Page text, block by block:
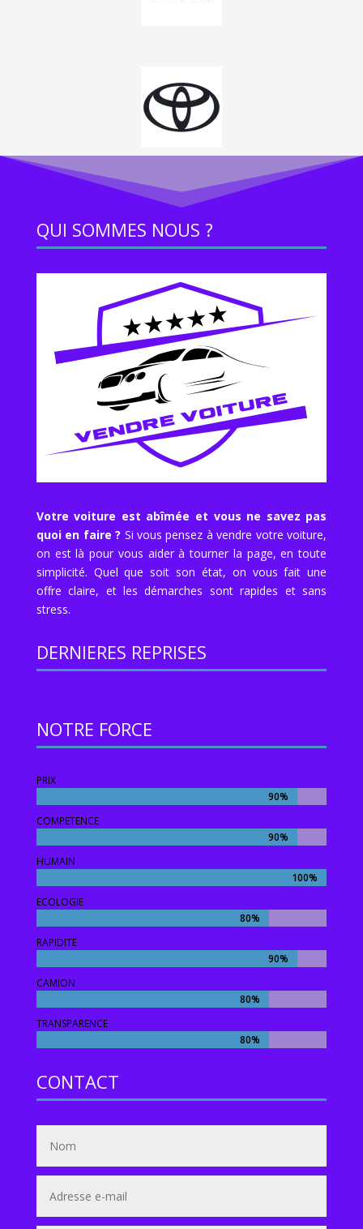
QUI SOMMES NOUS ?
Votre voiture est abîmée et vous ne savez pas
quoi en faire ? Si vous pensez à vendre votre voiture,
on est là pour vous aider à tourner la page, en toute
simplicité. Quel que soit son état, on vous fait une
offre claire, et les démarches sont rapides et sans
stress.
DERNIERES REPRISES
NOTRE FORCE
PRIX
90%
90%
COMPETENCE
90%
90%
HUMAIN
100%
100%
ECOLOGIE
80%
80%
RAPIDITE
90%
90%
CAMION
80%
80%
TRANSPARENCE
80%
80%
CONTACT